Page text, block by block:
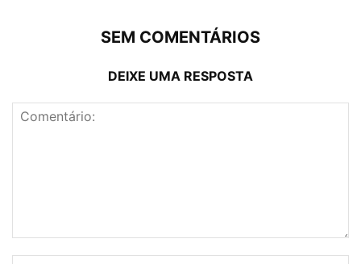
SEM COMENTÁRIOS
DEIXE UMA RESPOSTA